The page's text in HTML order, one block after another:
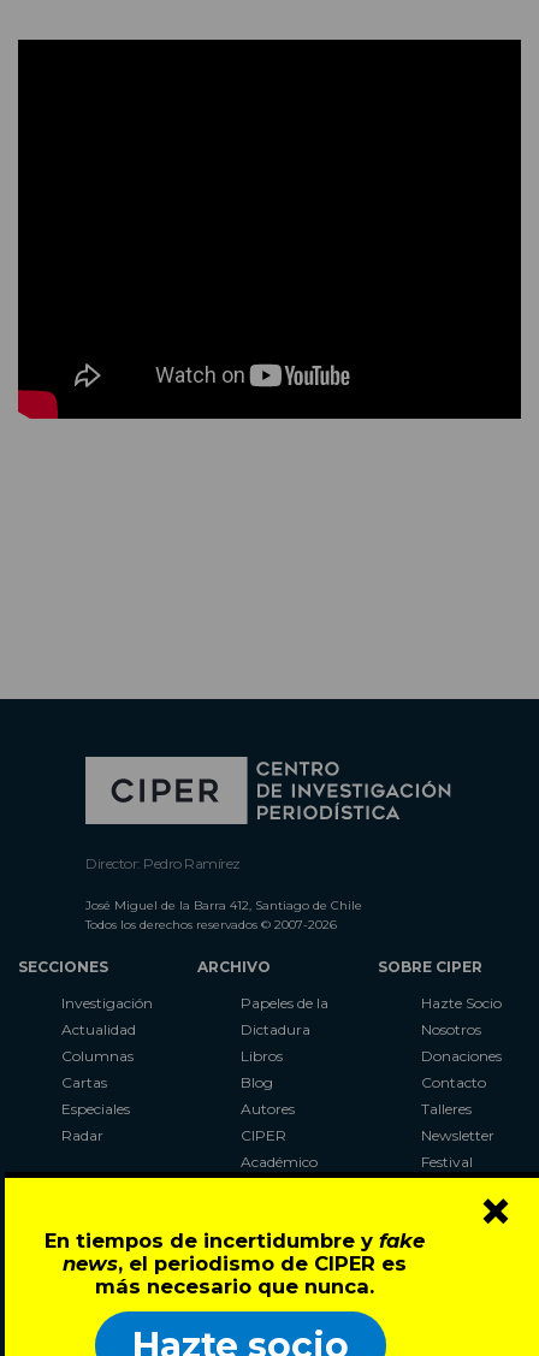
En tiempos de incertidumbre y fake
news, el periodismo de CIPER es
más necesario que nunca.
Hazte socio
×
Director: Pedro Ramírez
José Miguel de la Barra 412, Santiago de Chile
Todos los derechos reservados © 2007-2026
SECCIONES
Investigación
Actualidad
Columnas
Cartas
Especiales
Radar
ARCHIVO
Papeles de la
Dictadura
Libros
Blog
Autores
CIPER
Académico
Al Plebiscito
con CIPER
SOBRE CIPER
Hazte Socio
Nosotros
Donaciones
Contacto
Talleres
Newsletter
Festival